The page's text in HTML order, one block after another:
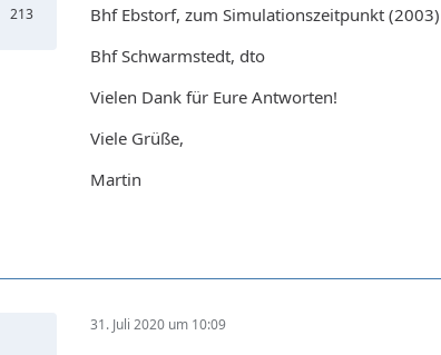
213
Bhf Ebstorf, zum Simulationszeitpunkt
Bhf Schwarmstedt, dto
Vielen Dank für Eure Antworten!
Viele Grüße,
Martin
31. Juli 2020 um 10:09